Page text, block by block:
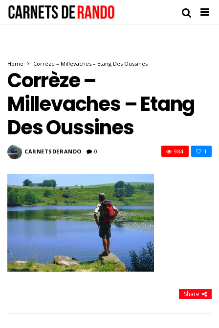
Home Corrèze – Millevaches – Etang Des Oussines
Corrèze –
Millevaches – Etang
Des Oussines
CARNETSDERANDO 0 1
984
Share